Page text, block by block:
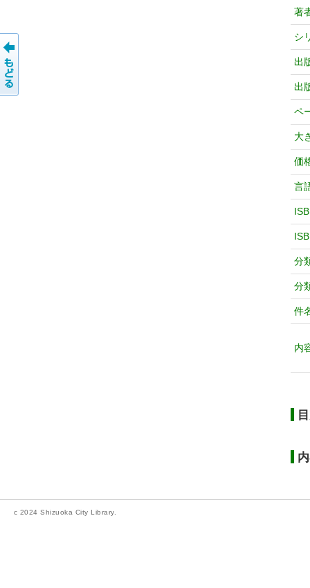
著
シ
出
出
ペ
大
価
言
分
分
件
内
c 2024 Shizuoka City Library.